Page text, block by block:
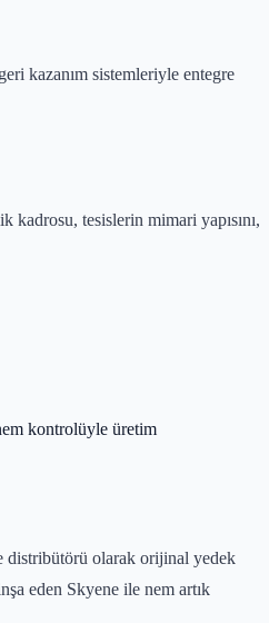
kazanım sistemleriyle entegre
kadrosu, tesislerin mimari yapısını,
kontrolüyle üretim
distribütörü olarak orijinal yedek
eden Skyene ile nem artık